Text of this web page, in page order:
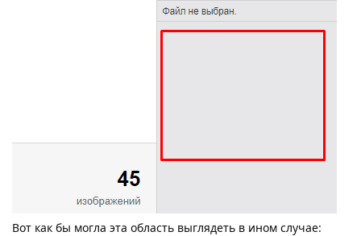
Вот как бы могла эта область выглядеть в ином случае: